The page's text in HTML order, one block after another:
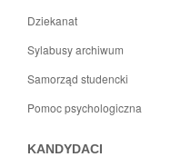
Dziekanat
Sylabusy archiwum
Samorząd studencki
Pomoc psychologiczna
KANDYDACI